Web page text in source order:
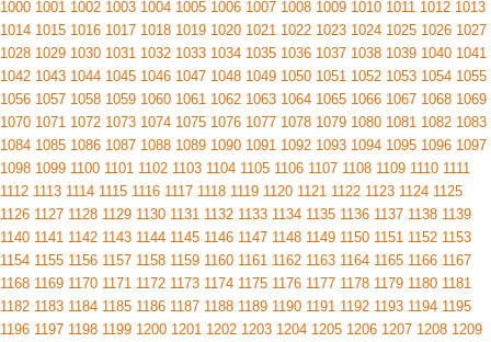
1000 1001 1002 1003 1004 1005 1006 1007 1008 1009 1010 1011 1012 1013
1014 1015 1016 1017 1018 1019 1020 1021 1022 1023 1024 1025 1026 1027
1028 1029 1030 1031 1032 1033 1034 1035 1036 1037 1038 1039 1040 1041
1042 1043 1044 1045 1046 1047 1048 1049 1050 1051 1052 1053 1054 1055
1056 1057 1058 1059 1060 1061 1062 1063 1064 1065 1066 1067 1068 1069
1070 1071 1072 1073 1074 1075 1076 1077 1078 1079 1080 1081 1082 1083
1084 1085 1086 1087 1088 1089 1090 1091 1092 1093 1094 1095 1096 1097
1098 1099 1100 1101 1102 1103 1104 1105 1106 1107 1108 1109 1110 1111
1112 1113 1114 1115 1116 1117 1118 1119 1120 1121 1122 1123 1124 1125
1126 1127 1128 1129 1130 1131 1132 1133 1134 1135 1136 1137 1138 1139
1140 1141 1142 1143 1144 1145 1146 1147 1148 1149 1150 1151 1152 1153
1154 1155 1156 1157 1158 1159 1160 1161 1162 1163 1164 1165 1166 1167
1168 1169 1170 1171 1172 1173 1174 1175 1176 1177 1178 1179 1180 1181
1182 1183 1184 1185 1186 1187 1188 1189 1190 1191 1192 1193 1194 1195
1196 1197 1198 1199 1200 1201 1202 1203 1204 1205 1206 1207 1208 1209